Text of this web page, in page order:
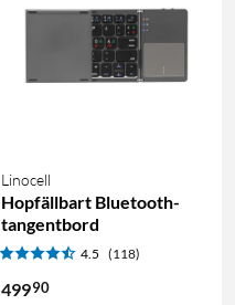
Linocell
Hopfällbart Bluetooth-
tangentbord
4.5 (118)
49990